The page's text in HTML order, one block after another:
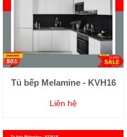
Tủ bếp Melamine - KVH16
Liên hệ